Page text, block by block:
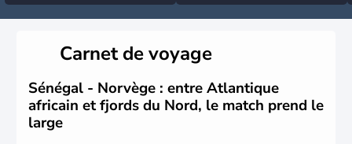
Carnet de voyage
Sénégal - Norvège : entre Atlantique
africain et fjords du Nord, le match prend le
large